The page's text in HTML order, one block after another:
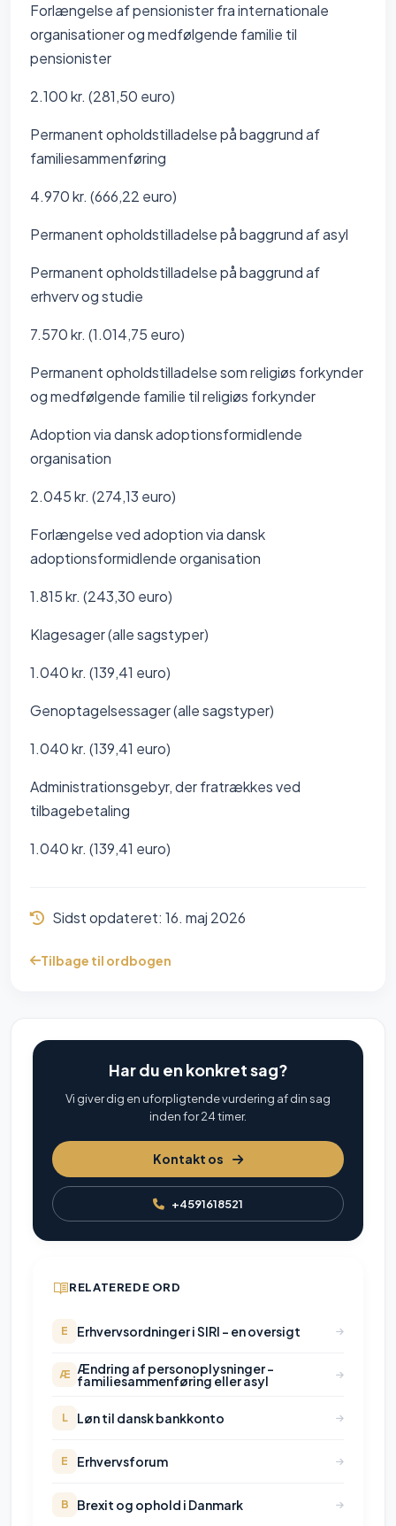
Forlængelse af pensionister fra internationale
organisationer og medfølgende familie til
pensionister
2.100 kr. (281,50 euro)
Permanent opholdstilladelse på baggrund af
familiesammenføring
4.970 kr. (666,22 euro)
Permanent opholdstilladelse på baggrund af asyl
Permanent opholdstilladelse på baggrund af
erhverv og studie
7.570 kr. (1.014,75 euro)
Permanent opholdstilladelse som religiøs forkynder
og medfølgende familie til religiøs forkynder
Adoption via dansk adoptionsformidlende
organisation
2.045 kr. (274,13 euro)
Forlængelse ved adoption via dansk
adoptionsformidlende organisation
1.815 kr. (243,30 euro)
Klagesager (alle sagstyper)
1.040 kr. (139,41 euro)
Genoptagelsessager (alle sagstyper)
1.040 kr. (139,41 euro)
Administrationsgebyr, der fratrækkes ved
tilbagebetaling
1.040 kr. (139,41 euro)
Sidst opdateret: 16. maj 2026
Tilbage til ordbogen
Har du en konkret sag?
Vi giver dig en uforpligtende vurdering af din sag
inden for 24 timer.
Kontakt os
+4591618521
RELATEREDE ORD
E Erhvervsordninger i SIRI - en oversigt
Æ Ændring af personoplysninger –
familiesammenføring eller asyl
L Løn til dansk bankkonto
E Erhvervsforum
B Brexit og ophold i Danmark